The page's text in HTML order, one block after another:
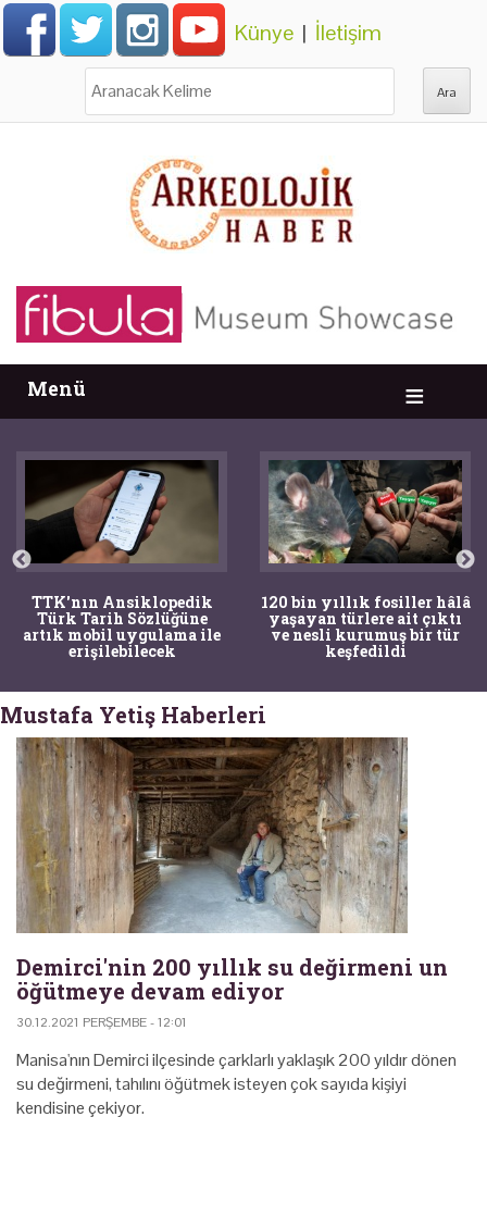
Künye | İletişim
Menü
TTK'nın Ansiklopedik
Türk Tarih Sözlüğüne
artık mobil uygulama ile
erişilebilecek
120 bin yıllık fosiller hâlâ
yaşayan türlere ait çıktı
ve nesli kurumuş bir tür
keşfedildi
Mustafa Yetiş Haberleri
Demirci'nin 200 yıllık su değirmeni un
öğütmeye devam ediyor
30.12.2021 PERŞEMBE - 12:01
Manisa'nın Demirci ilçesinde çarklarIı yaklaşık 200 yıldır dönen
su değirmeni, tahılını öğütmek isteyen çok sayıda kişiyi
kendisine çekiyor.